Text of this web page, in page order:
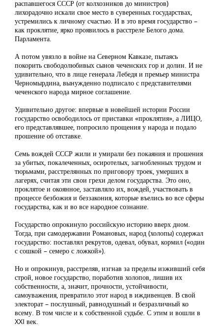
распавшегося СССР (от колхозников до министров)
лихорадочно искали свое место в суверенных государствах,
устремились к личному счастью. И в это время государство –
как проклятие, ярко проявилось в расстреле Белого дома.
Парламента.
А потом увязло в войне на Северном Кавказе, пытаясь
покорить свободолюбивых сынов чеченских гор и долин. И не
удивительно, что в лице генерала Лебедя и премьер министра
Черномырдина, вынужденно подписало с представителями
чеченского народа мирное соглашение.
Удивительно другое: впервые в новейшей истории России
государство освободилось от приставки «проклятия», а ЛИЦО,
его представлявшее, попросило прощения у народа и подало
прошение об отставке.
Семь вождей СССР жили и умирали без покаяния и прошения
за убитых, покалеченных, осиротелых, загнобленных трудом и
тюрьмами, расстрелянных по приговору троек, умерших в
лагерях, считая эти свои грехи делом государства. Это оно,
проклятое и окоянное, заставляло их, вождей, участвовать в
процессе безбожия и беззакония, которые въелись во все сферы
государства, как и во все народное сознание.
Государство опрокинуло российскую историю вверх дном.
Тогда, при самодержавии Романовых, народ (холопы) содержал
государство: поставлял рекрутов, одевал, обувал, кормил («один
с сошкой – семеро с ложкой»).
Но и опрокинув, расстреляв, изгнав за пределы изживший себя
строй, новое государство, поработив холопов, лишив их
собственности, а, значит, прочности, устойчивости,
самоуважения, превратило этот народ в иждивенцев. В свой
электорат – послушный, равнодушный и безразличный ко
всему. В том числе и к собственной судьбе. С этим и вошли в
XXI век.